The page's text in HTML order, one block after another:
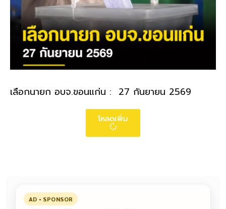
เลือกนายก อบจ.ขอนแก่น : 27 กันยายน 2569
โหลดเพิ่ม
AD • SPONSOR